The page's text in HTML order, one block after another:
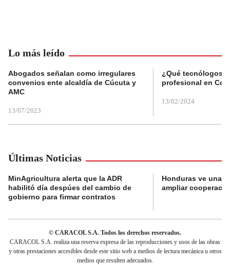
Lo más leído
Abogados señalan como irregulares
convenios ente alcaldía de Cúcuta y
AMC
13/07/2023
¿Qué tecnólogos
profesional en
13/02/2024
Últimas Noticias
MinAgricultura alerta que la ADR
habilitó día despúes del cambio de
gobierno para firmar contratos
Honduras ve una
ampliar
© CARACOL S.A. Todos los derechos reservados.
CARACOL S.A. realiza una reserva expresa de las reproducciones y usos de las obras
y otras prestaciones accesibles desde este sitio web a medios de lectura mecánica u otros
medios que resulten adecuados.